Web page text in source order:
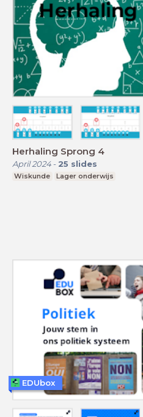
Herhaling Sprong 4
April 2024- 25 slides
Wiskunde Lager onderwijs
EDUbox